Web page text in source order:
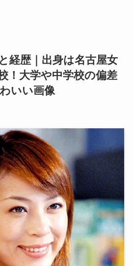
経歴｜出身は名古屋女
！大学や中学校の偏差
いい画像